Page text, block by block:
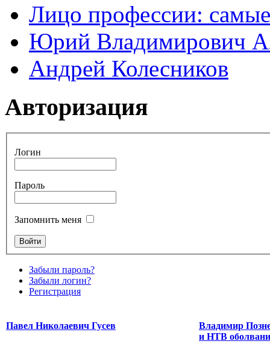
Лицо профессии:
Юрий Владимирович
Андрей Колесников
Авторизация
Логин
Пароль
Запомнить меня
Забыли пароль?
Забыли логин?
Регистрация
Павел Николаевич Гусев
Владимир
и НТВ